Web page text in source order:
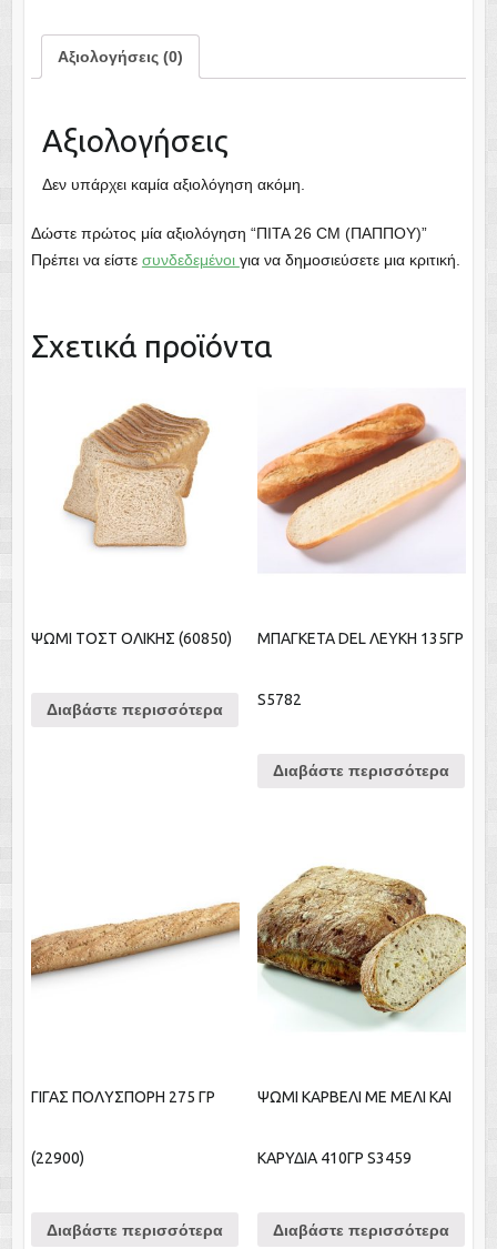
Αξιολογήσεις (0)
Αξιολογήσεις
Δεν υπάρχει καμία αξιολόγηση ακόμη.
Δώστε πρώτος μία αξιολόγηση “ΠΙΤΑ 26 CM (ΠΑΠΠΟΥ)”
Πρέπει να είστε συνδεδεμένοι για να δημοσιεύσετε μια κριτική.
Σχετικά προϊόντα
ΨΩΜΙ ΤΟΣΤ ΟΛΙΚΗΣ (60850)
Διαβάστε περισσότερα
ΜΠΑΓΚΕΤΑ DEL ΛΕΥΚΗ 135ΓΡ
S5782
Διαβάστε περισσότερα
ΓΙΓΑΣ ΠΟΛΥΣΠΟΡΗ 275 ΓΡ
(22900)
Διαβάστε περισσότερα
ΨΩΜΙ ΚΑΡΒΕΛI ΜΕ ΜΕΛΙ ΚΑΙ
ΚΑΡΥΔΙΑ 410ΓΡ S3459
Διαβάστε περισσότερα